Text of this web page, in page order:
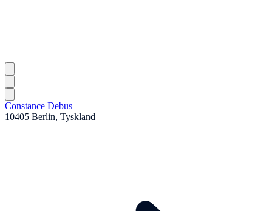
Constance Debus
10405 Berlin, Tyskland